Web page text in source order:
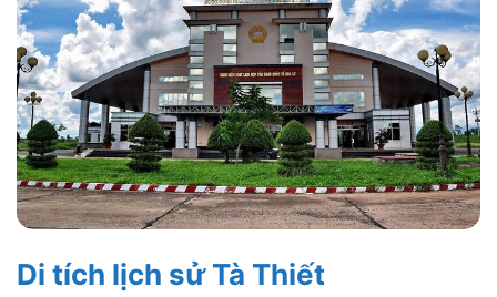
Di tích lịch sử Tà Thiết